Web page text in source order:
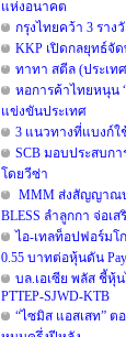
แห่งอนาคต
กรุงไทยคว้า 3 ราง
KKP เปิดกลยุทธ์จั
ทาทา สตีล (ประเท
หอการค้าไทยหนุน
แข่งขันประเทศ
3 แนวทางที่แบงก์ใ
SCB มอบประสบก
โดยวีซ่า
MMM ส่งสัญญาณบ
BLESS ลำลูกกา จ่อเ
ไอ-เทลท็อปฟอร์มโ
0.55 บาทต่อหุ้นดัน
บล.เอเซีย พลัส ชี้หุ้
PTTEP-SJWD-KTB
“ไซมิส แอสเสท” ต